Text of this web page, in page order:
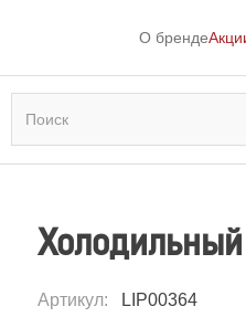
О бренде
Артикул: LIP00364